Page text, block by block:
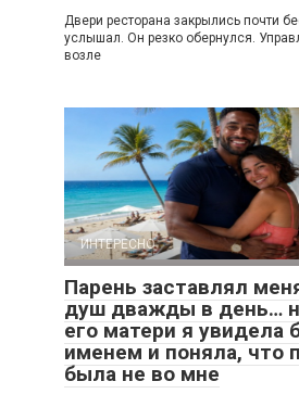
Двери ресторана закрылись почти
услышал. Он резко обернулся.
возле
ИНТЕРЕСНО
Парень заставлял
душ дважды в день…
его матери я увидела
именем и поняла, что
была не во мне